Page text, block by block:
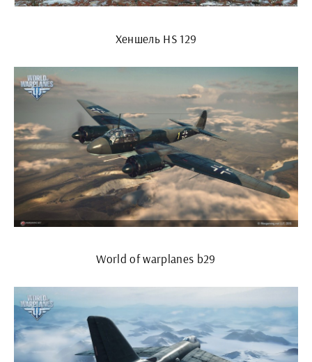
Хеншель HS 129
World of warplanes b29